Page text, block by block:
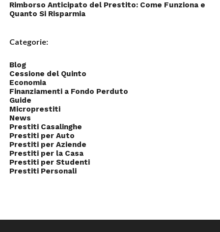
Rimborso Anticipato del Prestito: Come Funziona e
Quanto Si Risparmia
Categorie:
Blog
Cessione del Quinto
Economia
Finanziamenti a Fondo Perduto
Guide
Microprestiti
News
Prestiti Casalinghe
Prestiti per Auto
Prestiti per Aziende
Prestiti per la Casa
Prestiti per Studenti
Prestiti Personali